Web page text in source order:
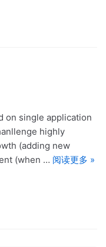
on single application
highly
(adding new
(when … 阅读更多 »